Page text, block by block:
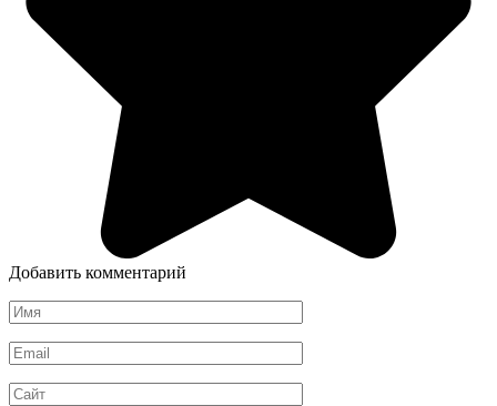
Добавить комментарий
Имя
*
Email
*
Сайт